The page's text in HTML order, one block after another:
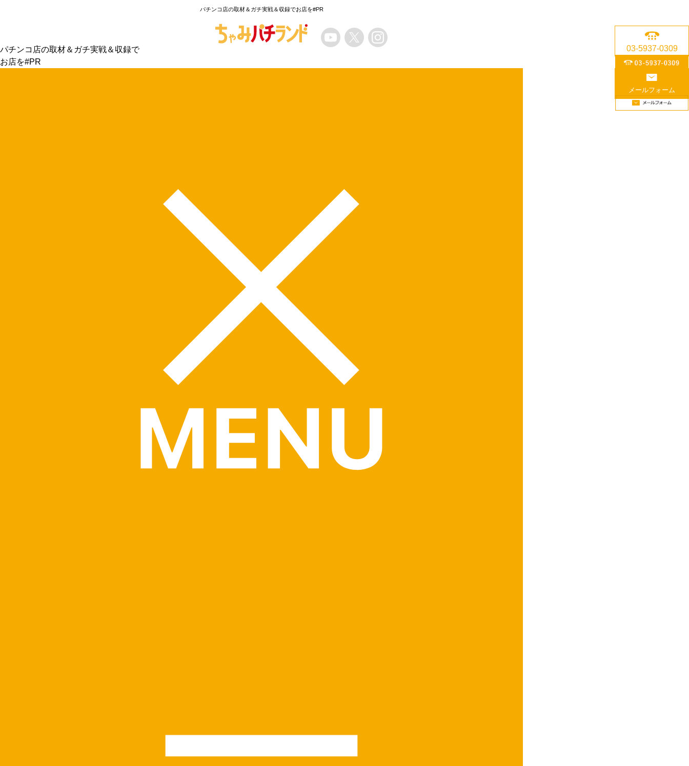
パチンコ店の取材＆ガチ実戦＆収録でお店を#PR
パチンコ店の取材＆ガチ実戦＆収録で
お店を#PR
03-5937-0309
メールフォーム